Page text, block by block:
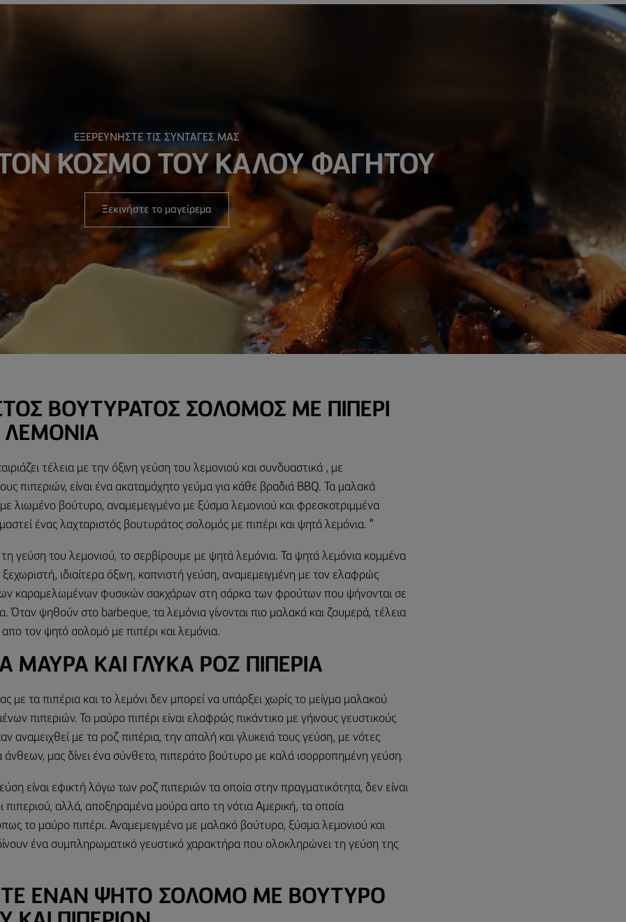
ΕΞΕΡΕΥΝΗΣΤΕ ΤΙΣ ΣΥΝΤΑΓΕΣ ΜΑΣ
ΚΟΣΜΟ ΤΟΥ ΚΑΛΟΥ ΦΑΓΗΤΟΥ
Ξεκινήστε το μαγείρεμα
ΒΟΥΤΥΡΆΤΟΣ ΣΟΛΟΜΌΣ ΜΕ ΠΙΠΈΡΙ
ΛΕΜΌΝΙΑ
τέλεια με την όξινη γεύση του λεμονιού και συνδυαστικά , με
πιπεριών, είναι ένα ακαταμάχητο γεύμα για κάθε βραδιά BBQ. Τα μαλακά
λιωμένο βούτυρο, αναμεμειγμένο με ξύσμα λεμονιού και φρεσκοτριμμένα
ένας λαχταριστός βουτυράτος σολομός με πιπέρι και ψητά λεμόνια. "
τη γεύση του λεμονιού, το σερβίρουμε με ψητά λεμόνια. Τα ψητά λεμόνια κομμένα
ιδιαίτερα όξινη, καπνιστή γεύση, αναμεμειγμένη με τον ελαφρώς
καραμελωμένων φυσικών σακχάρων στη σάρκα των φρούτων που ψήνονται σε
Όταν ψηθούν στο barbeque, τα λεμόνια γίνονται πιο μαλακά και ζουμερά, τέλεια
τον ψητό σολομό με πιπέρι και λεμόνια.
ΜΑΎΡΑ ΚΑΙ ΓΛΥΚΆ ΡΟΖ ΠΙΠΈΡΙΑ
με τα πιπέρια και το λεμόνι δεν μπορεί να υπάρξει χωρίς το μείγμα μαλακού
πιπεριών. Το μαύρο πιπέρι είναι ελαφρώς πικάντικο με γήινους γευστικούς
αναμειχθεί με τα ροζ πιπέρια, την απαλή και γλυκειά τους γεύση, με νότες
άνθεων, μας δίνει ένα σύνθετο, πιπεράτο βούτυρο με καλά ισορρoπημένη γεύση.
είναι εφικτή λόγω των ροζ πιπεριών τα οποία στην πραγματικότητα, δεν είναι
πιπεριού, αλλά, αποξηραμένα μούρα απο τη νότια Αμερική, τα οποία
το μαύρο πιπέρι. Αναμεμειγμένα με μαλακό βούτυρο, ξύσμα λεμονιού και
ένα συμπληρωματικό γευστικό χαρακτήρα που ολοκληρώνει τη γεύση της
ΈΝΑΝ ΨΗΤΌ ΣΟΛΟΜΌ ΜΕ ΒΟΎΤΥΡΟ